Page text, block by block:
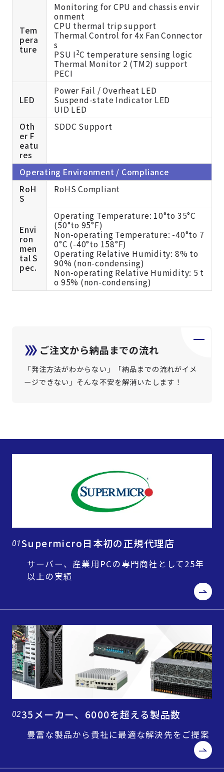
Tem
pera
ture
Monitoring for CPU and chassis envir
onment
CPU thermal trip support
Thermal Control for 4x Fan Connector
s
PSU I2C temperature sensing logic
Thermal Monitor 2 (TM2) support
PECI
LED
Power Fail / Overheat LED
Suspend-state Indicator LED
UID LED
Oth
er F
eatu
res
SDDC Support
Operating Environment / Compliance
RoH
S
RoHS Compliant
Envi
ron
men
tal S
pec.
Operating Temperature: 10°to 35°C
(50°to 95°F)
Non-operating Temperature: -40°to 7
0°C (-40°to 158°F)
Operating Relative Humidity: 8% to
90% (non-condensing)
Non-operating Relative Humidity: 5 t
o 95% (non-condensing)
ご注文から納品までの流れ
「発注方法がわからない」「納品までの流れがイメ
ージできない」そんな不安を解消いたします！
01Supermicro日本初の正規代理店
サーバー、産業用PCの専門商社として25年
以上の実績
0235メーカー、6000を超える製品数
豊富な製品から貴社に最適な解決先をご提案